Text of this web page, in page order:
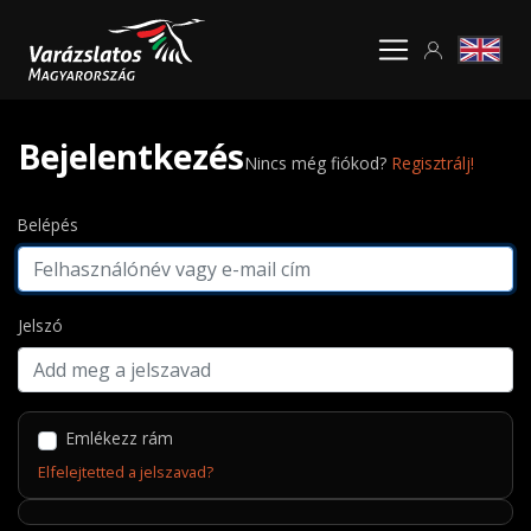
BejelentkezésNincs még fiókod? Regisztrálj!
Belépés
Jelszó
Emlékezz rám
Elfelejtetted a jelszavad?